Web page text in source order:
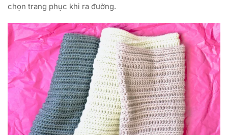
chọn trang phục khi ra đường.